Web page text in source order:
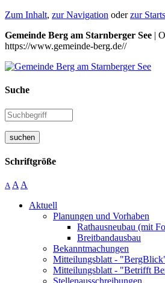
Zum Inhalt, zur Navigation oderzur
Gemeinde Berg am Starnberger See |
https://www.gemeinde-berg.de//
Suche
suchen
Schriftgröße
A A A
Aktuell
Planungen und Vorhaben
Rathausneubau (mit
Breitbandausbau
Bekanntmachungen
Mitteilungsblatt -
Mitteilungsblatt - "Betrifft
Stellenausschreibungen